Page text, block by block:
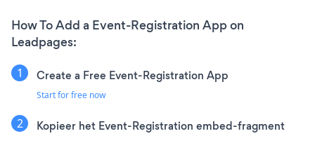
How To Add a Event-Registration App on
Leadpages:
Create a Free Event-Registration App
Start for free now
Kopieer het Event-Registration embed-fragment